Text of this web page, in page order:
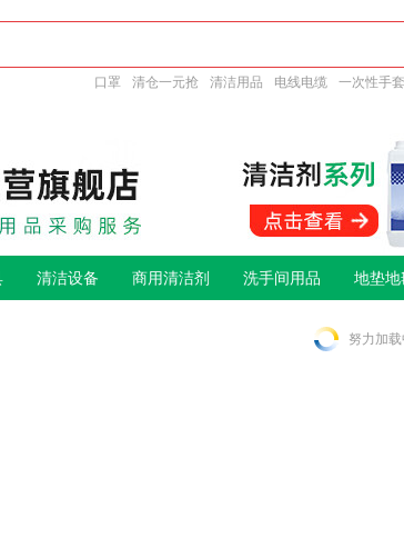
口罩 清仓一元抢 清洁用品 电线电缆 一次性手套
清洁设备 商用清洁剂 洗手间用品 地垫地
努力加